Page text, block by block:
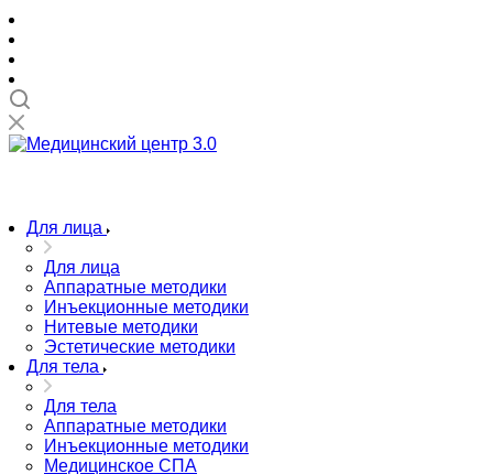
Для лица
Для лица
Аппаратные методики
Инъекционные методики
Нитевые методики
Эстетические методики
Для тела
Для тела
Аппаратные методики
Инъекционные методики
Медицинское СПА